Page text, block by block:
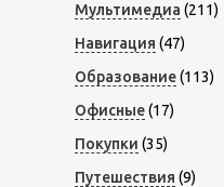
Мультимедиа (211)
Навигация (47)
Образование(113)
Офисные(17)
Покупки (35)
Путешествия (9)